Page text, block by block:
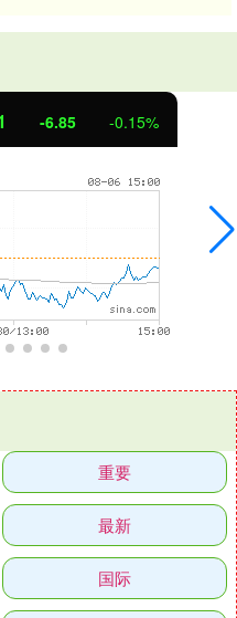
1122.88 3.42
重要
最新
国际